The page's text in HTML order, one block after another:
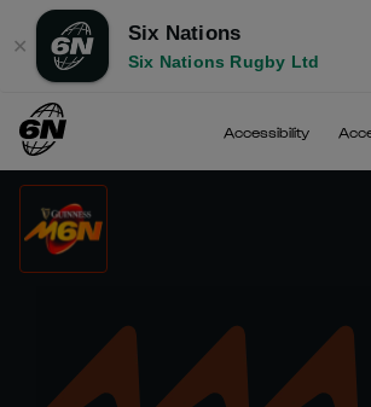
✕
Six Nations
Six Nations Rugby Ltd
Accessibility